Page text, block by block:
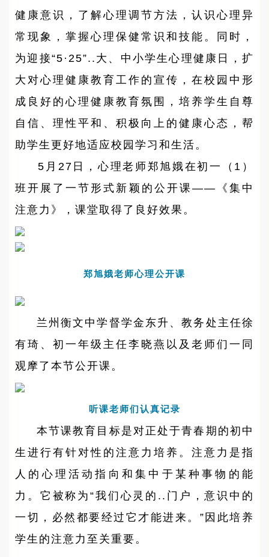
健康意识，了解心理调节方法，认识心理异
常现象，掌握心理保健常识和技能。同时，
为迎接“5·25”..大、中小学生心理健康日，扩
大对心理健康教育工作的宣传，在校园中形
成良好的心理健康教育氛围，培养学生自尊
自信、理性平和、积极向上的健康心态，帮
助学生更好地适应校园学习和生活。
5月27日，心理老师郑旭娥在初一（1）
班开展了一节形式新颖的公开课——《集中
注意力》，课堂取得了良好效果。
郑旭娥老师心理公开课
兰州衡文中学督学金东升、教务处主任徐
有琦、初一年级主任李晓燕以及老师们一同
观摩了本节公开课。
听课老师们认真记录
本节课教育目标是对正处于青春期的初中
生进行有针对性的注意力培养。注意力是指
人的心理活动指向和集中于某种事物的能
力。它被称为“我们心灵的..门户，意识中的
一切，必然都要经过它才能进来。”因此培养
学生的注意力至关重要。